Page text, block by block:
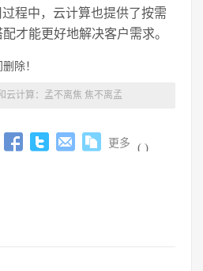
程中，云计算也提供了按需
才能更好地解决客户需求。
除！
云计算：孟不离焦 焦不离孟
更多 ( )